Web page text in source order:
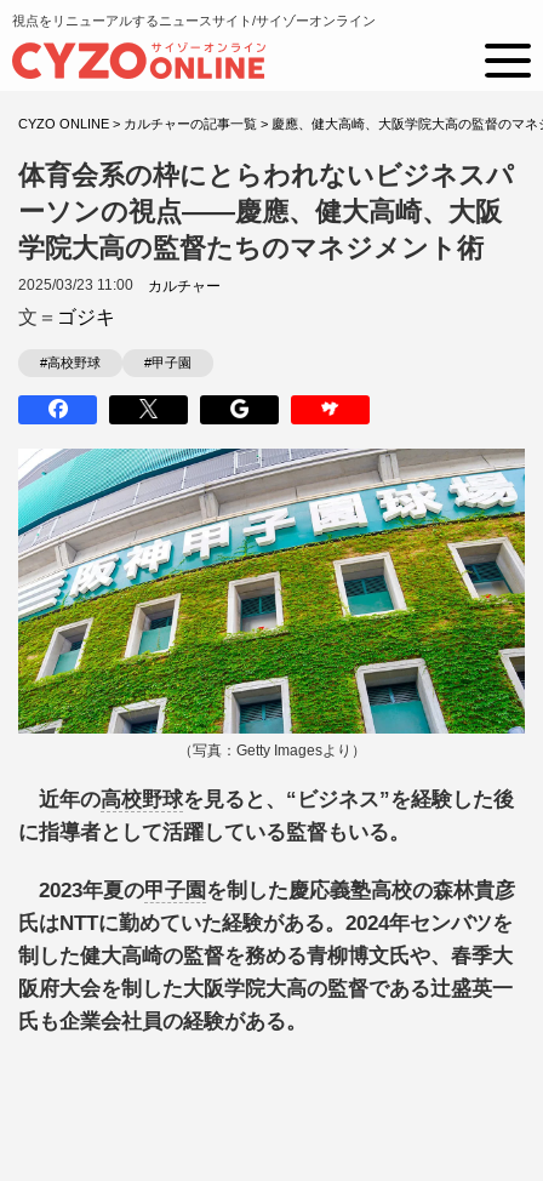
視点をリニューアルするニュースサイト/サイゾーオンライン
CYZO ONLINE > カルチャーの記事一覧 > 慶應、健大高崎、大阪学院大高の監督のマネ
体育会系の枠にとらわれないビジネスパ
ーソンの視点――慶應、健大高崎、大阪
学院大高の監督たちのマネジメント術
2025/03/23 11:00 カルチャー
文＝ ゴジキ
#高校野球 #甲子園
（写真：Getty Imagesより）
近年の高校野球を見ると、“ビジネス”を経験した後
に指導者として活躍している監督もいる。
2023年夏の甲子園を制した慶応義塾高校の森林貴彦
氏はNTTに勤めていた経験がある。2024年センバツを
制した健大高崎の監督を務める青柳博文氏や、春季大
阪府大会を制した大阪学院大高の監督である辻盛英一
氏も企業会社員の経験がある。